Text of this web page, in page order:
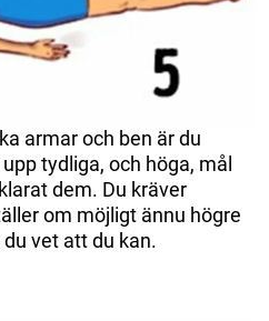
armar och ben är du
tydliga, och höga, mål
dem. Du kräver
om möjligt ännu högre
vet att du kan.